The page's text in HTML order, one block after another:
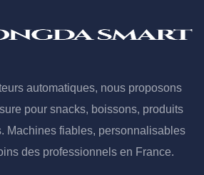
automatiques, nous proposons
pour snacks, boissons, produits
Machines fiables, personnalisables
des professionnels en France.